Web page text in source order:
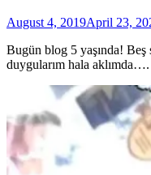
August 4, 2019April 23,
Bugün blog 5 yaşında! Beş
duygularım hala